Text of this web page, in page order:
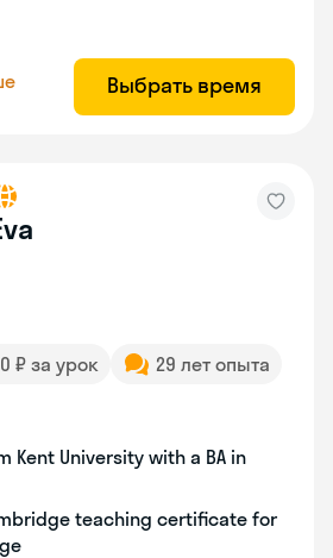
Выбрать время
₽ за урок
29 лет опыта
Kent University with a BA in
teaching certificate for